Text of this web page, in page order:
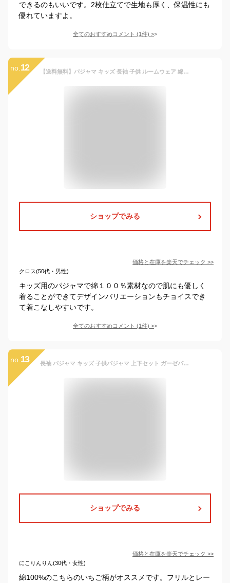
できるのもいいです。2枚仕立てで生地も厚く、保温性にも
優れていますよ。
全てのおすすめコメント (1件) >
no. 12 【送料無料】パジャマ キッズ 長袖 子供 ルームウェア 綿100 ジュニア 男の子 女の子 上下セット 長袖パジャマ 寝巻 こども ベビー 春 秋 冬 かわいい おしゃれ 90 100 110 120 130 140 150 160
ショップでみる
価格と在庫を楽天でチェック >>
クロス(50代・男性)
キッズ用のパジャマで綿１００％素材なので肌にも優しく
着ることができてデザインバリエーションもチョイスでき
て着こなしやすいです。
全てのおすすめコメント (1件) >
no. 13 長袖 パジャマ キッズ 子供パジャマ 上下セット ガーゼパジャマ キッズ 女の子 子供服 柄物 寝巻き ルームウェア 寝間着 春秋 部屋着 セットアップ ロングパンツ 長ズボン 春 秋 夏 子供 フリル リボン 可愛い かわいい 薄手いちご柄 花柄 薄手 110 120 130 140 150 160
ショップでみる
価格と在庫を楽天でチェック >>
にこりんりん(30代・女性)
綿100%のこちらのいちご柄がオススメです。フリルとレー